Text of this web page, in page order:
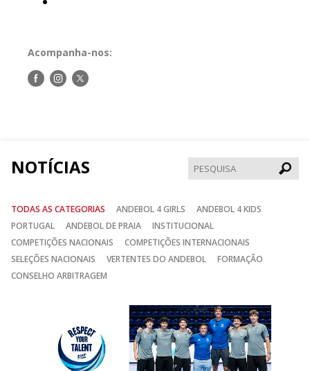
Acompanha-nos:
Siga-Siga-Siga-
NOTÍCIAS
TODAS AS CATEGORIAS ANDEBOL 4 GIRLS
ANDEBOL 4 KIDS
PORTUGAL
ANDEBOL DE PRAIA
INSTITUCIONAL
COMPETIÇÕES NACIONAIS
COMPETIÇÕES INTERNACIONAIS
SELEÇÕES NACIONAIS
VERTENTES DO ANDEBOL
FORMAÇÃO
CONSELHO ARBITRAGEM